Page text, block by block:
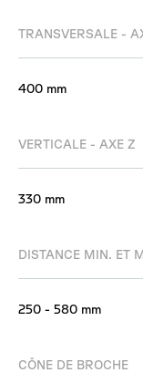
TRANSVERSALE -
400 mm
VERTICALE - AXE Z
330 mm
DISTANCE MIN. ET
250 - 580 mm
CÔNE DE BROCHE